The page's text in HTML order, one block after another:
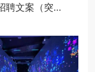
逆袭招聘文案（突破传统：创新招聘策略大揭秘）